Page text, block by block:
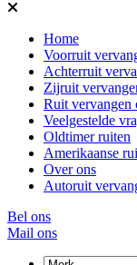
Home
Voorruit
Achterruit
Zijruit
Ruit vervangen
Veelgestelde
Oldtimer ruiten
Amerikaanse
Over ons
Autoruit
Bel ons
Mail ons